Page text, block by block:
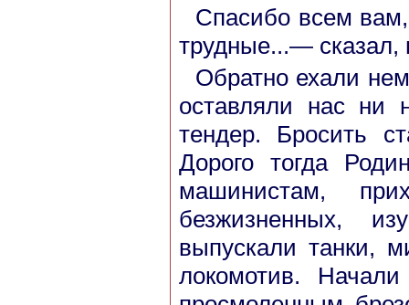
Спасибо всем
трудные...— сказал,
Обратно ехали
оставляли нас ни
тендер. Бросить
Дорого тогда
машинистам,
безжизненных,
выпускали танки,
локомотив.